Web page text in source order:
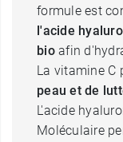
formule est
l'acide
bioafin
La vitamine C
peau et de
L'acide
Moléculaire